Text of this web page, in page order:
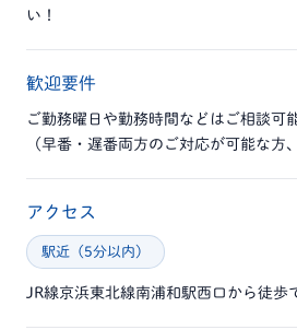
い！
歓迎要件
ご勤務曜日や勤務時間などはご相談可
（早番・遅番両方のご対応が可能な方
アクセス
駅近（5分以内）
JR線京浜東北線南浦和駅西口から徒歩